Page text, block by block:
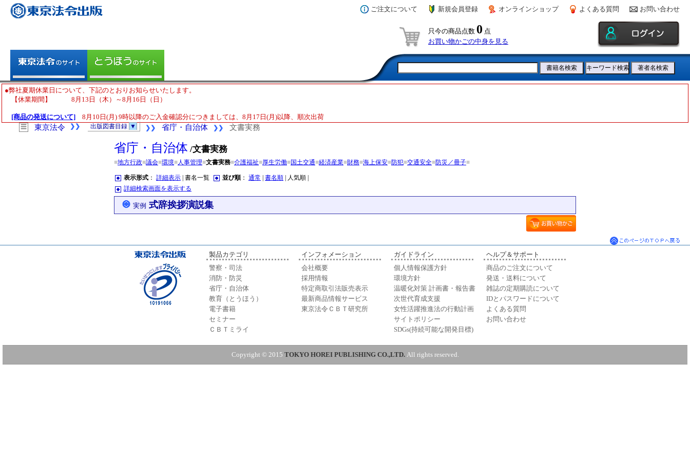
ご注文について 新規会員登録 オンラインショップ よくある質問 お問い合わせ
只今の商品点数 0 点
お買い物かごの中身を見る
●弊社夏期休業日について、下記のとおりお知らせいたします。
【休業期間】 8月13日（木）～8月16日（日）
[商品の発送について] 8月10日(月) 9時以降のご入金確認分につきましては、8月17日(月)以降、順次出荷
☰ 東京法令 ❯❯ 出版図書目録 ▼ ❯❯省庁・自治体 ❯❯ 文書実務
省庁・自治体 /文書実務
■地方行政■議会■環境■人事管理■文書実務■介護福祉■厚生労働■国土交通■経済産業■財務■海上保安■防犯■交通安全■防災／冊子■
表示形式 ： 詳細表示 | 書名一覧 並び順 ： 通常 書名順 | 人気順 |
詳細検索画面を表示する
実例 式辞挨拶演説集
製品カテゴリ
警察・司法
消防・防災
省庁・自治体
教育（とうほう）
電子書籍
セミナー
ＣＢＴミライ
インフォメーション
会社概要
採用情報
特定商取引法販売表示
最新商品情報サービス
東京法令ＣＢＴ研究所
ガイドライン
個人情報保護方針
環境方針
温暖化対策 計画書・報告書
次世代育成支援
女性活躍推進法の行動計画
サイトポリシー
SDGs(持続可能な開発目標)
ヘルプ＆サポート
商品のご注文について
発送・送料について
雑誌の定期購読について
IDとパスワードについて
よくある質問
お問い合わせ
Copyright © 2015 TOKYO HOREI PUBLISHING CO.,LTD.All rights reserved.